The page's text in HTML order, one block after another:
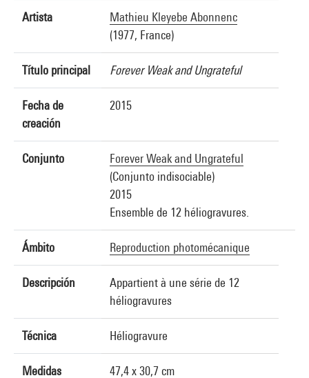
Artista
Mathieu Kleyebe Abonnenc
(1977, France)
Título principal Forever Weak and Ungrateful
Fecha de
creación
2015
Conjunto
Forever Weak and Ungrateful
(Conjunto indisociable)
2015
Ensemble de 12 héliogravures.
Ámbito Reproduction photomécanique
Descripción
Appartient à une série de 12
héliogravures
Técnica Héliogravure
Medidas 47,4 x 30,7 cm